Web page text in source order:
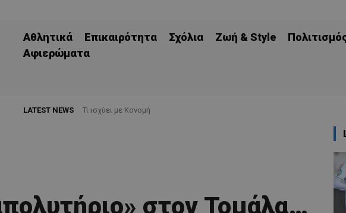
Αθλητικά Επικαιρότητα Σχόλια Ζωή & Style
Aφιερώματα
LATEST NEWS Τι ισχύει με Κονομή
στον Τομάλα…